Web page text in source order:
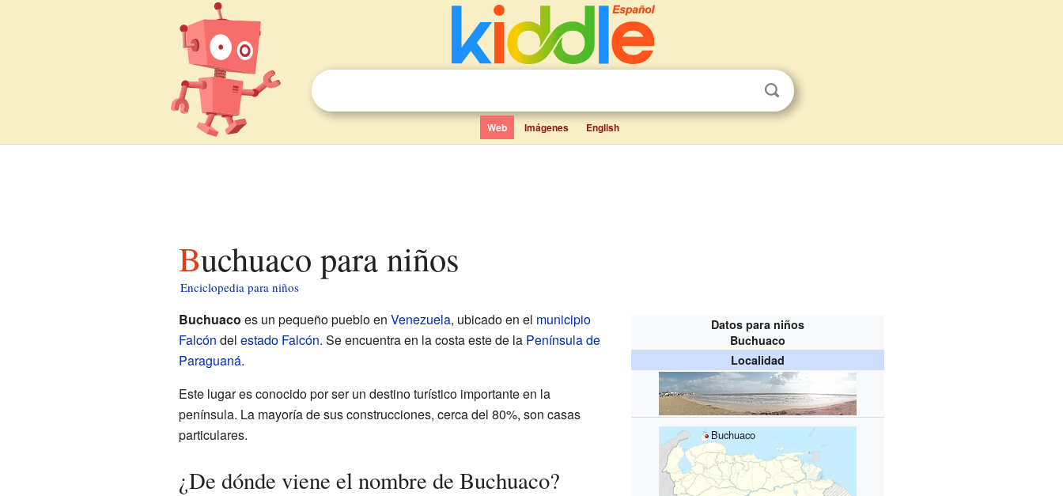
Web Imágenes English
Buchuaco para niños
Enciclopedia para niños
Datos para niños
Buchuaco
Localidad
Buchuaco
Buchuaco es un pequeño pueblo en Venezuela, ubicado en el municipio
Falcón del estado Falcón. Se encuentra en la costa este de la Península de
Paraguaná.
Este lugar es conocido por ser un destino turístico importante en la
península. La mayoría de sus construcciones, cerca del 80%, son casas
particulares.
¿De dónde viene el nombre de Buchuaco?